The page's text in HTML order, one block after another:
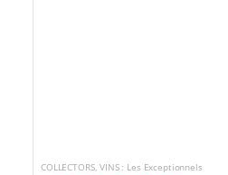
COLLECTORS,VINS : Les Exceptionnels